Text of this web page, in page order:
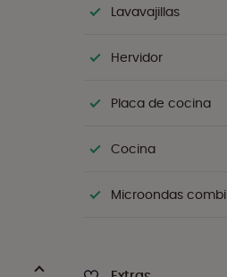
Lavavajillas
Hervidor
Placa de cocina
Cocina
Microondas combi